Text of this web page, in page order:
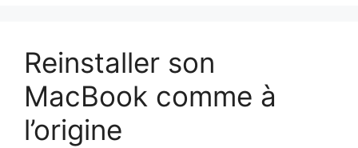
Reinstaller son
MacBook comme à
l’origine